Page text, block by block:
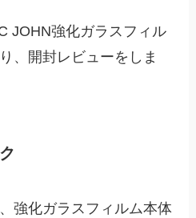
JOHN強化ガラスフィル
、開封レビューをしま
強化ガラスフィルム本体